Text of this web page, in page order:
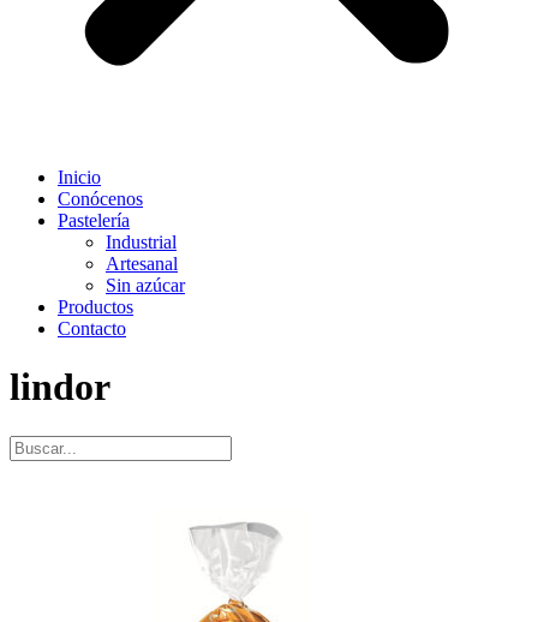
Inicio
Conócenos
Pastelería
Industrial
Artesanal
Sin azúcar
Productos
Contacto
lindor